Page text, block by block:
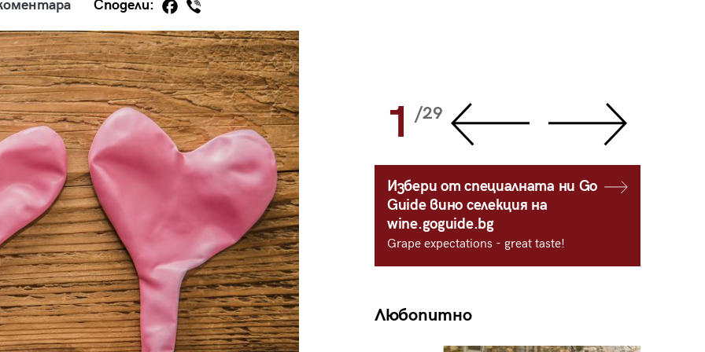
Сподели:
29/29 1 /29
Избери от специалната ни Go
Guide вино селекция на
wine.goguide.bg
Grape expectations - great taste!
Любопитно